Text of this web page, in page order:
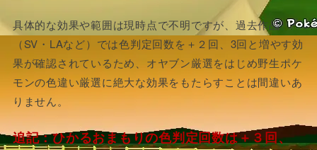
具体的な効果や範囲は現時点で不明ですが、過去作品
（SV・LAなど）では色判定回数を＋２回、3回と増やす効
果が確認されているため、オヤブン厳選をはじめ野生ポケ
モンの色違い厳選に絶大な効果をもたらすことは間違いあ
りません。
追記：ひかるおまもりの色判定回数は＋３回、